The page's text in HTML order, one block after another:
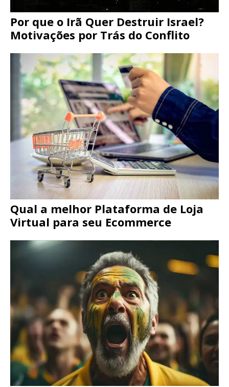
Por que o Irã Quer Destruir Israel?
Motivações por Trás do Conflito
Qual a melhor Plataforma de Loja
Virtual para seu Ecommerce